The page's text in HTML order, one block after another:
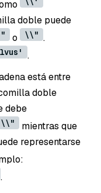
doble puede
" o \\" .
.
está entre
doble
debe
\\"
mientras que
representarse
.